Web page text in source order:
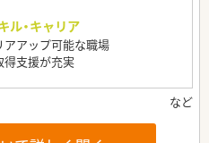
ル・キャリア
アアップ可能な職場
得支援が充実